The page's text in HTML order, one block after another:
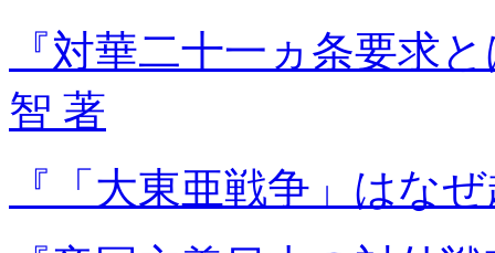
『対華二十一ヵ条要求
智 著
『「大東亜戦争」はな